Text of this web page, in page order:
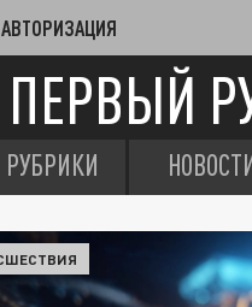
АВТОРИЗАЦИЯ
ПЕРВЫЙ
РУБРИКИ